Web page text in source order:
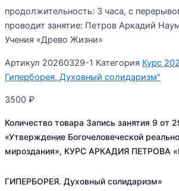
продолжительность: 3 часа, с
проводит занятие: Петров Аркадий
Учения «Древо Жизни»
Артикул 20260329-1 Категория Курс
Гиперборея. Духовный солидаризм"
3500 ₽
Количество товара Запись занятия 9 от
«Утверждение Богочеловеческой
мироздания», КУРС АРКАДИЯ ПЕТРОВА
ГИПЕРБОРЕЯ. Духовный солидаризм»